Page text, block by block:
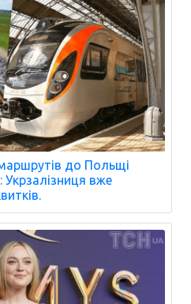
до Польщі
вже